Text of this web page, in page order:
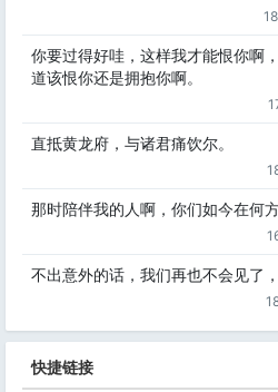
你要过得好哇，这样我才能恨你啊
道该恨你还是拥抱你啊。
直抵黄龙府，与诸君痛饮尔。
那时陪伴我的人啊，你们如今在何方
不出意外的话，我们再也不会见了
快捷链接